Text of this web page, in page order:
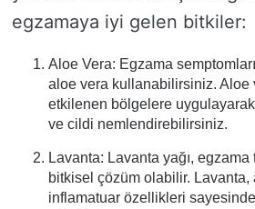
egzamaya iyi gelen bitkiler:
Aloe Vera: Egzama
aloe vera kullanabilirsiniz. Aloe
etkilenen bölgelere uygulayarak
ve cildi nemlendirebilirsiniz.
Lavanta: Lavanta yağı,
bitkisel çözüm olabilir. Lavanta,
inflamatuar özellikleri